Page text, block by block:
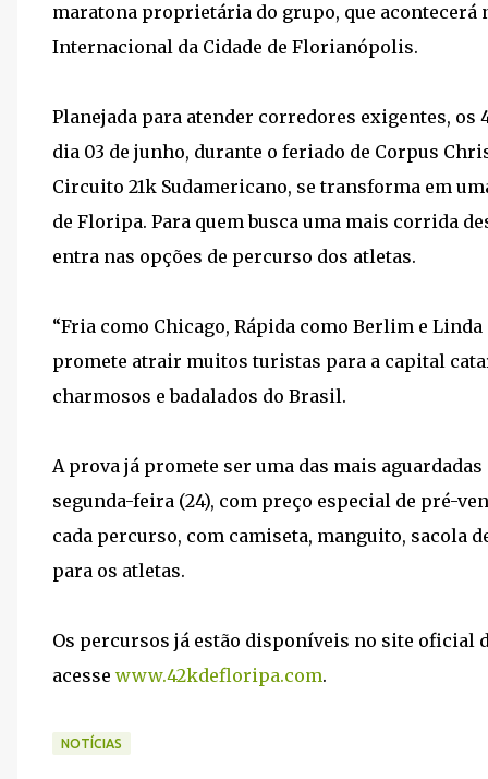
maratona proprietária do grupo, que acontecerá
Internacional da Cidade de Florianópolis.
Planejada para atender corredores exigentes,
dia 03 de junho, durante o feriado de Corpus
Circuito 21k Sudamericano, se transforma em
de Floripa. Para quem busca uma mais corrida
entra nas opções de percurso dos atletas.
“Fria como Chicago, Rápida como Berlim e
promete atrair muitos turistas para a capital
charmosos e badalados do Brasil.
A prova já promete ser uma das mais
segunda-feira (24), com preço especial de pré-
cada percurso, com camiseta, manguito, sacola
para os atletas.
Os percursos já estão disponíveis no site oficial
acesse www.42kdefloripa.com.
NOTÍCIAS